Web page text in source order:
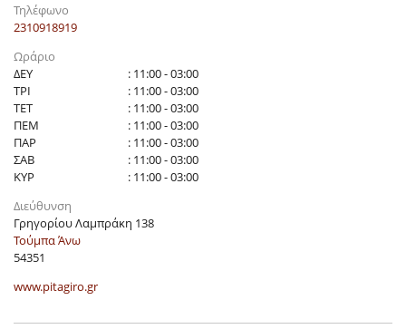
Τηλέφωνο
2310918919
Ωράριο
ΔΕΥ
: 11:00 - 03:00
ΤΡΙ
: 11:00 - 03:00
ΤΕΤ
: 11:00 - 03:00
ΠΕΜ
: 11:00 - 03:00
ΠΑΡ
: 11:00 - 03:00
ΣΑΒ
: 11:00 - 03:00
ΚΥΡ
: 11:00 - 03:00
Διεύθυνση
Γρηγορίου Λαμπράκη 138
Τούμπα Άνω
54351
www.pitagiro.gr